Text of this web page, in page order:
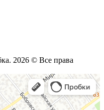
2026 © Все права